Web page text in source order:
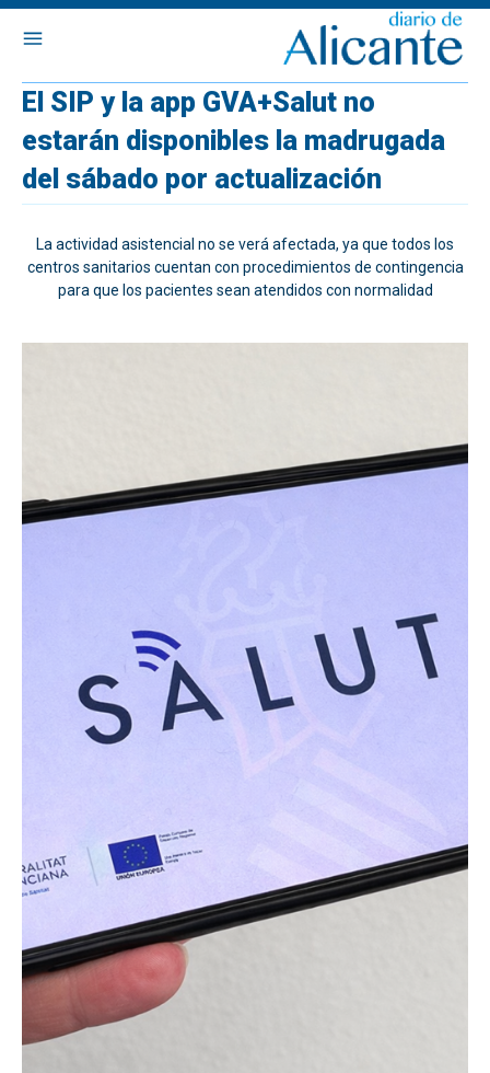
El SIP y la app GVA+Salut no
estarán disponibles la madrugada
del sábado por actualización
La actividad asistencial no se verá afectada, ya que todos los
centros sanitarios cuentan con procedimientos de contingencia
para que los pacientes sean atendidos con normalidad